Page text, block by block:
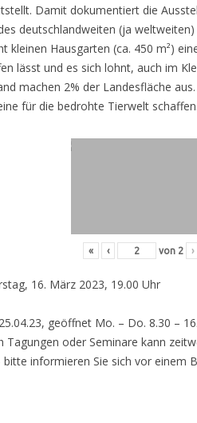
Damit dokumentiert die
deutschlandweiten (ja
kleinen Hausgarten (ca. 450 m²)
lässt und es sich lohnt, auch im
machen 2% der Landesfläche
für die bedrohte Tierwelt schaffen.
« ‹ von 2 ›
16. März 2023, 19.00 Uhr
geöffnet Mo. – Do. 8.30 –
Tagungen oder Seminare kann
informieren Sie sich vor einem